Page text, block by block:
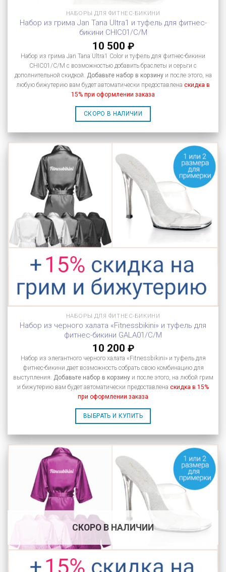
НАБОРЫ ДЛЯ ФИТНЕС-БИКИНИ
Набор из грима Jan Tana Ultra1 и туфель для фитнес-
бикини CHIC01/C/M
10 500 ₽
Набор из грима Jan Tana Ultra1 Color и туфель для фитнес-бикини
CHIC01/C/M с возможностью добавить браслеты и серьги с
дополнительной скидкой. Добавьте набор в корзинуи после этого, на
любую бижутерию вам будет автоматически предоставлена скидка в
15% при оформлении заказа
СКОРО В НАЛИЧИИ
НАБОРЫ ДЛЯ ФИТНЕС-БИКИНИ
Набор из черного халата «Fitnessbikini» и туфель для
фитнес-бикини GALA01/C/M
10 200 ₽
Набор из элегантного черного халата «Fitnessbikini» и туфель для
фитнес-бикини дает возможность собрать свою комбинацию для
выступления. Добавьте набор в корзинуи после этого, на любой грим
и бижутерию вам будет автоматически предоставлена скидка в 15%
при оформлении заказа
ВЫБРАТЬ И КУПИТЬ
СКОРО В НАЛИЧИИ